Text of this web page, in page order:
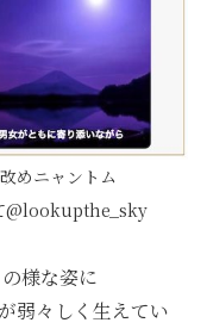
めニャントム
@lookupthe_sky
様な姿に
弱々しく生えてい